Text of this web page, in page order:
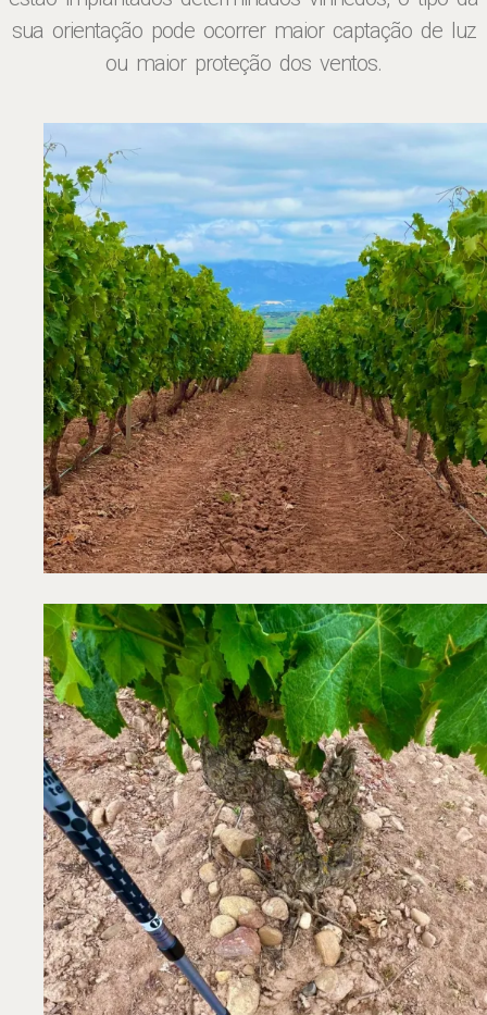
sua orientação pode ocorrer maior captação de luz
ou maior proteção dos ventos.